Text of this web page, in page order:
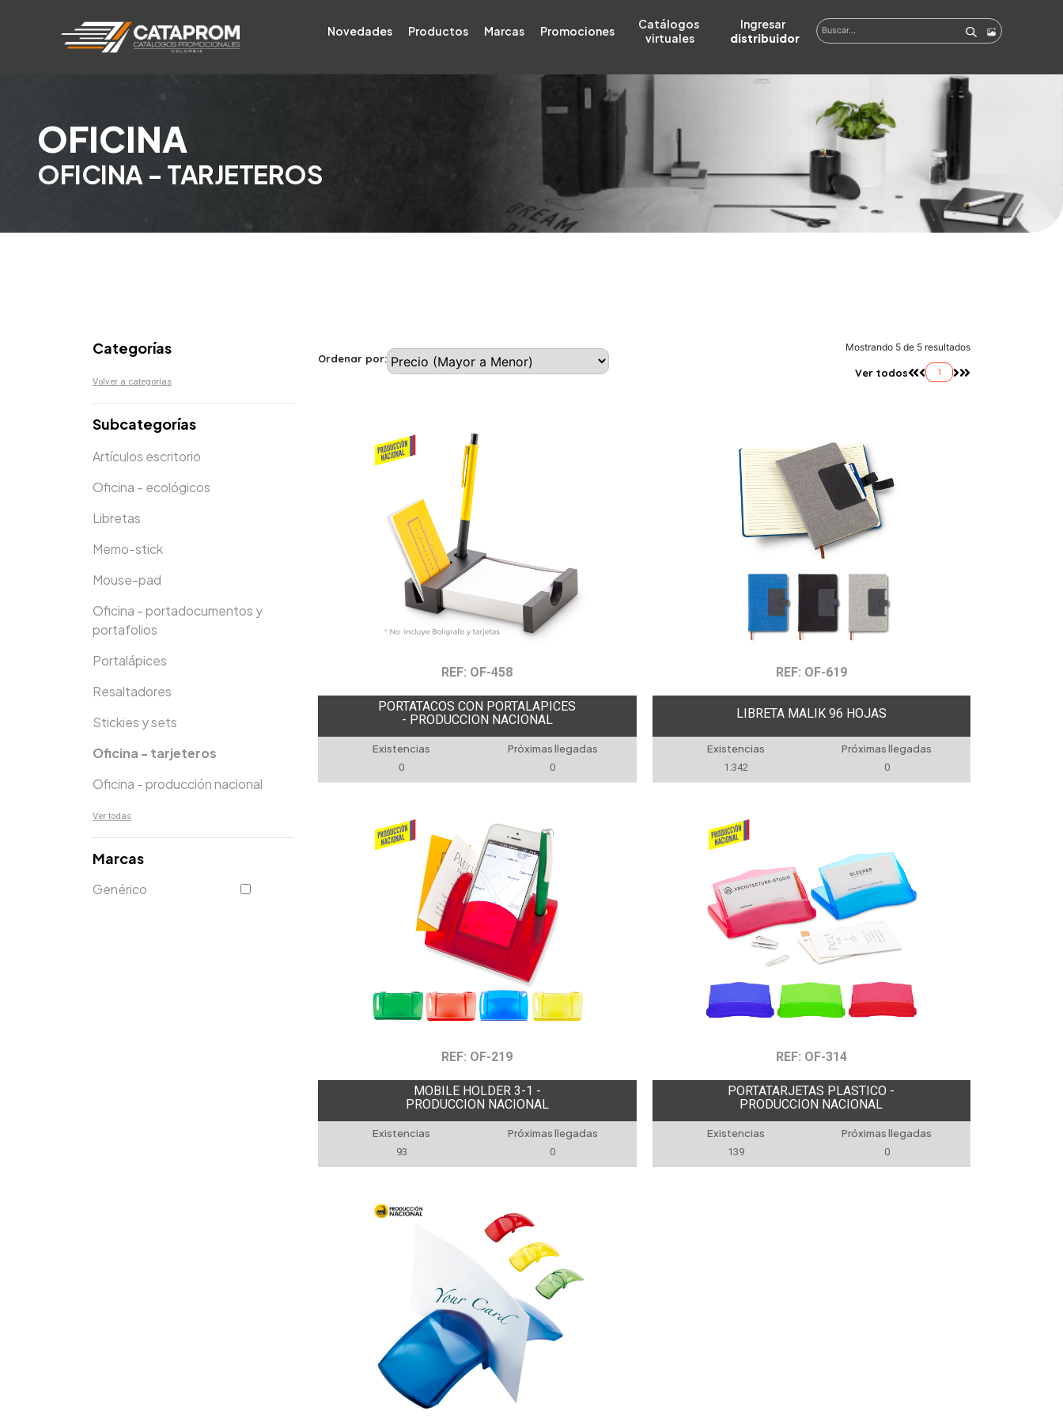
Novedades Productos Marcas Promociones
Catálogos
virtuales
distribuidor
OFICINA
OFICINA - TARJETEROS
Categorías
Volver a categorías
Subcategorías
Artículos escritorio
Oficina - ecológicos
Libretas
Memo-stick
Mouse-pad
Oficina - portadocumentos y
portafolios
Portalápices
Resaltadores
Stickies y sets
Oficina - tarjeteros
Oficina - producción nacional
Ver todas
Marcas
Genérico
Ordenar por:
Mostrando 5 de 5 resultados
Ver todos 1
REF: OF-458
PORTATACOS CON PORTALAPICES
- PRODUCCION NACIONAL
Existencias
0
Próximas llegadas
0
REF: OF-619
LIBRETA MALIK 96 HOJAS
Existencias
1.342
Próximas llegadas
0
REF: OF-219
MOBILE HOLDER 3-1 -
PRODUCCION NACIONAL
Existencias
93
Próximas llegadas
0
REF: OF-314
PORTATARJETAS PLASTICO -
PRODUCCION NACIONAL
Existencias
139
Próximas llegadas
0